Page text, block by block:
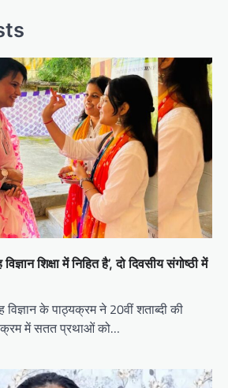
शिक्षा में निहित है’, दो दिवसीय संगोष्ठी में
के पाठ्यक्रम ने 20वीं शताब्दी की
में सतत प्रथाओं को…